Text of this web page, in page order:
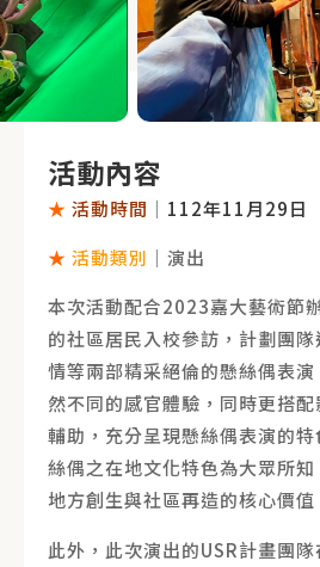
活動內容
★ 活動時間 ｜ 112年11月29日
★ 活動類別 ｜演出
本次活動配合2023嘉大藝術節
的社區居民入校參訪，計劃團
情等兩部精采絕倫的懸絲偶表
然不同的感官體驗，同時更搭
輔助，充分呈現懸絲偶表演的
絲偶之在地文化特色為大眾所
地方創生與社區再造的核心價值
此外，此次演出的USR計畫團